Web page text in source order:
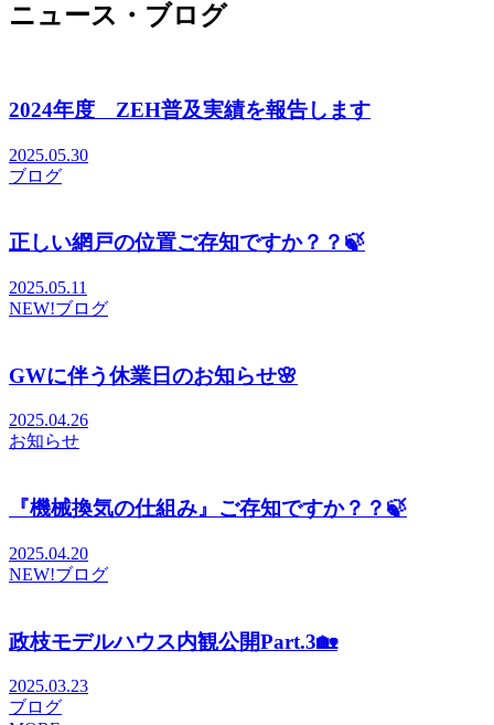
ニュース・ブログ
2024年度 ZEH普及実績を報告します
2025.05.30
ブログ
正しい網戸の位置ご存知ですか？？🍃
2025.05.11
NEW!ブログ
GWに伴う休業日のお知らせ🌸
2025.04.26
お知らせ
『機械換気の仕組み』ご存知ですか？？🍃
2025.04.20
NEW!ブログ
政枝モデルハウス内観公開Part.3🏡
2025.03.23
ブログ